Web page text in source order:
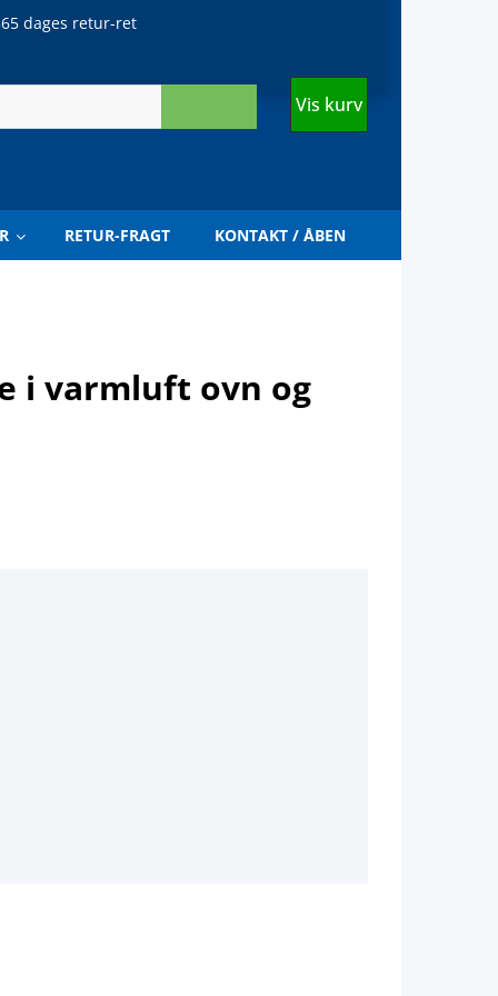
dages retur-ret
Vis kurv
RETUR-FRAGT KONTAKT / ÅBEN
i varmluft ovn og